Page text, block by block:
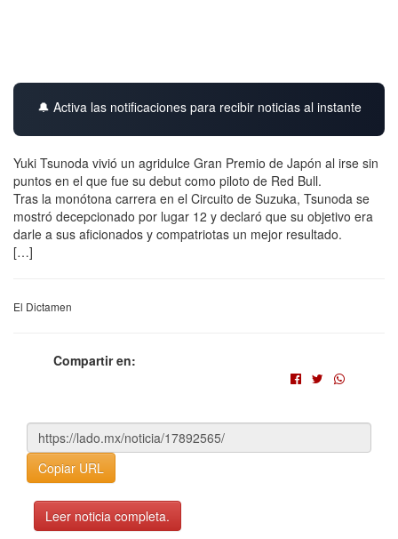
🔔 Activa las notificaciones para recibir noticias al instante
Yuki Tsunoda vivió un agridulce Gran Premio de Japón al irse sin
puntos en el que fue su debut como piloto de Red Bull.
Tras la monótona carrera en el Circuito de Suzuka, Tsunoda se
mostró decepcionado por lugar 12 y declaró que su objetivo era
darle a sus aficionados y compatriotas un mejor resultado.
[…]
El Dictamen
Compartir en:
Copiar URL
Leer noticia completa.